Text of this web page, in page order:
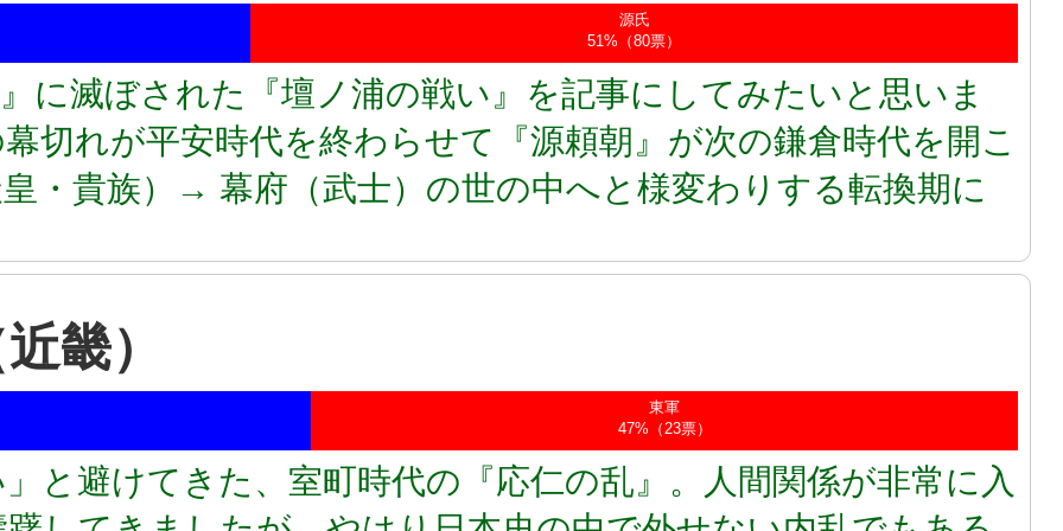
源氏
51%（80票）
に滅ぼされた『壇ノ浦の戦い』を記事にしてみたいと思いま
切れが平安時代を終わらせて『源頼朝』が次の鎌倉時代を開こ
・貴族）→ 幕府（武士）の世の中へと様変わりする転換期に
畿）
東軍
47%（23票）
と避けてきた、室町時代の『応仁の乱』。人間関係が非常に入